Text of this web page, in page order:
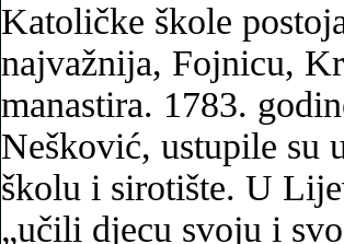
Katoličke škole
najvažnija, Fojnicu,
manastira. 1783.
Nešković, ustupile su
školu i sirotište. U
„učili djecu svoju i